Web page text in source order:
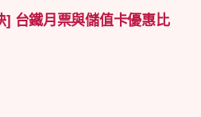
] 台鐵月票與儲值卡優惠比